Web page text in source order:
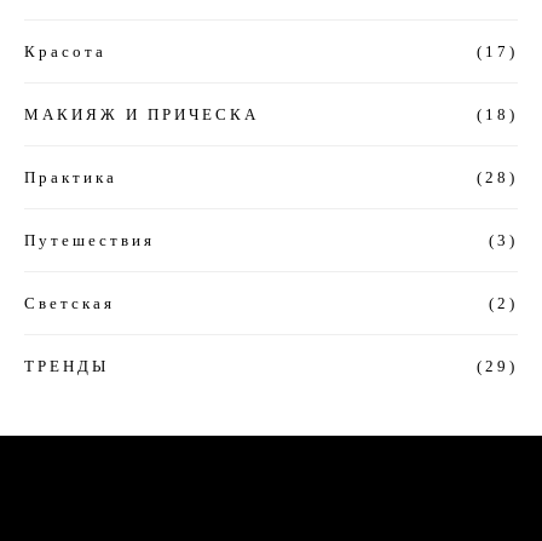
Красота (17)
МАКИЯЖ И ПРИЧЕСКА (18)
Практика (28)
Путешествия (3)
Светская (2)
ТРЕНДЫ (29)